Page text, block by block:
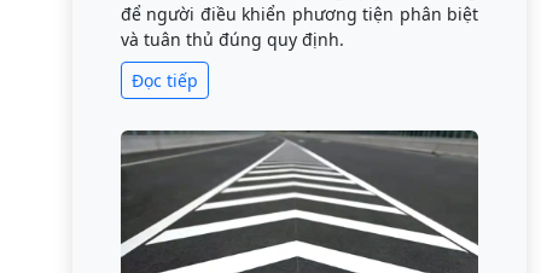
để người điều khiển phương tiện phân biệt
và tuân thủ đúng quy định.
Đọc tiếp